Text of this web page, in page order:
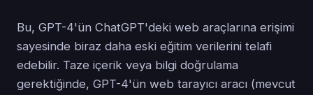
Bu, GPT-4'ün ChatGPT'deki web araçlarına erişimi
sayesinde biraz daha eski eğitim verilerini telafi
edebilir. Taze içerik veya bilgi doğrulama
gerektiğinde, GPT-4'ün web tarayıcı aracı (mevcut